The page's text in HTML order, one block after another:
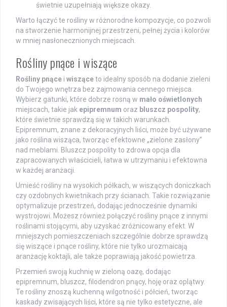
świetnie uzupełniają większe okazy.
Warto łączyć te rośliny w różnorodne kompozycje, co pozwoli
na stworzenie harmonijnej przestrzeni, pełnej życia i kolorów
w mniej nasłonecznionych miejscach.
Rośliny pnące i wiszące
Rośliny pnące i wisząceto idealny sposób na dodanie zieleni
do Twojego wnętrza bez zajmowania cennego miejsca.
Wybierz gatunki, które dobrze rosną w mało oświetlonych
miejscach, takie jak epipremnum oraz bluszcz pospolity,
które świetnie sprawdzą się w takich warunkach.
Epipremnum, znane z dekoracyjnych liści, może być używane
jako roślina wisząca, tworząc efektowne „zielone zasłony”
nad meblami. Bluszcz pospolity to zdrowa opcja dla
zapracowanych właścicieli, łatwa w utrzymaniu i efektowna
w każdej aranżacji.
Umieść rośliny na wysokich półkach, w wiszących doniczkach
czy ozdobnych kwietnikach przy ścianach. Takie rozwiązanie
optymalizuje przestrzeń, dodając jednocześnie dynamiki
wystrojowi. Możesz również połączyć rośliny pnące z innymi
roślinami stojącymi, aby uzyskać zróżnicowany efekt. W
mniejszych pomieszczeniach szczególnie dobrze sprawdzą
się wiszące i pnące rośliny, które nie tylko urozmaicają
aranżację koktajli, ale także poprawiają jakość powietrza.
Przemień swoją kuchnię w zieloną oazę, dodając
epipremnum, bluszcz, filodendron pnący, hoję oraz oplątwy.
Te rośliny znoszą kuchenną wilgotność i półcień, tworząc
kaskady zwisających liści, które są nie tylko estetyczne, ale